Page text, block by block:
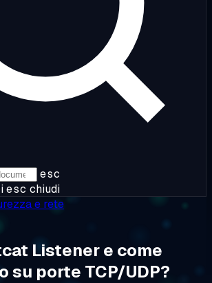
esc
esc chiudi
e rete
Listener e come
su porte TCP/UDP?